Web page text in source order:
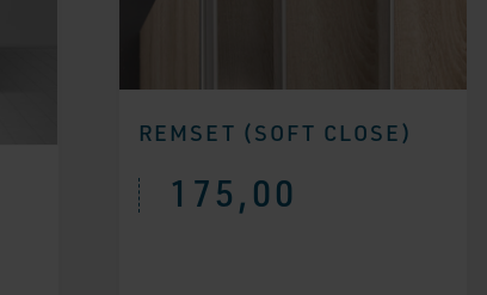
REMSET (SOFT CLOSE)
175,00